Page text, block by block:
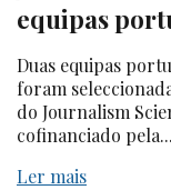
equipas
Duas equipas
foram
do Journalism
cofinanciado pela...
Ler mais